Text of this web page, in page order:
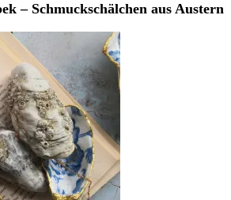
– Schmuckschälchen aus Austern